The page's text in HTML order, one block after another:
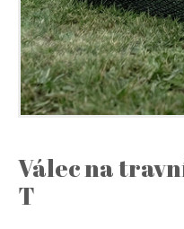
Válec na
T